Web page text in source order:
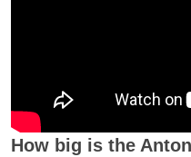
How big is the